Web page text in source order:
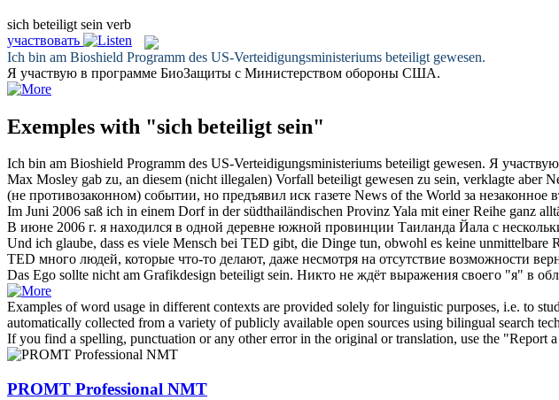
sich beteiligt sein verb
участвовать
Ich bin am Bioshield Programm des US-Verteidigungsministeriums beteiligt gewesen.
Я участвую в программе БиоЗащиты с Министерством обороны США.
Exemples with "sich beteiligt sein"
Ich bin am Bioshield Programm des US-Verteidigungsministeriums beteiligt gewesen. Я участвую
Max Mosley gab zu, an diesem (nicht illegalen) Vorfall beteiligt gewesen zu sein, verklagte aber
(не противозаконном) событии, но предъявил иск газете News of the World за
Im Juni 2006 saß ich in einem Dorf in der südthailändischen Provinz Yala mit einer Reihe ganz
В июне 2006 г. я находился в одной деревне южной провинции Таиланда Йала с
Und ich glaube, dass es viele Mensch bei TED gibt, die Dinge tun, obwohl es keine unmittelbare
TED много людей, которые что-то делают, даже несмотря на отсутствие возможности
Das Ego sollte nicht am Grafikdesign beteiligt sein. Никто не ждёт выражения своего "я" в
Examples of word usage in different contexts are provided solely for linguistic purposes, i.e. to
automatically collected from a variety of publicly available open sources using bilingual search
If you find a spelling, punctuation or any other error in the original or translation, use the "Report
PROMT Professional NMT